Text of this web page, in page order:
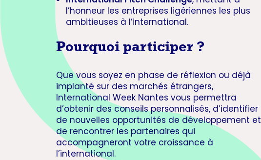
l’honneur les entreprises ligériennes les plus
ambitieuses à l’international.
Pourquoi participer ?
Que vous soyez en phase de réflexion ou déjà
implanté sur des marchés étrangers,
International Week Nantes vous permettra
d’obtenir des conseils personnalisés, d’identifier
de nouvelles opportunités de développement et
de rencontrer les partenaires qui
accompagneront votre croissance à
l’international.